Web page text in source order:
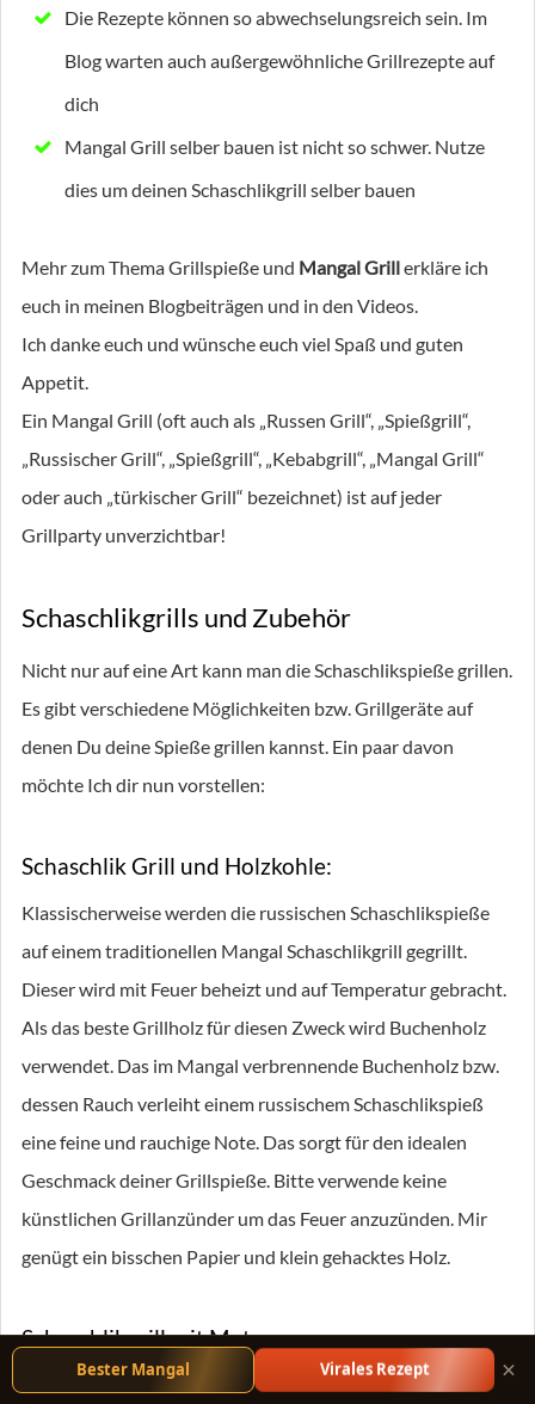
Die Rezepte können so abwechselungsreich sein. Im
Blog warten auch außergewöhnliche Grillrezepte auf
dich
Mangal Grill selber bauen ist nicht so schwer. Nutze
dies um deinen Schaschlikgrill selber bauen
Mehr zum Thema Grillspieße und Mangal Grillerkläre ich
euch in meinen Blogbeiträgen und in den Videos.
Ich danke euch und wünsche euch viel Spaß und guten
Appetit.
Ein Mangal Grill (oft auch als „Russen Grill“, „Spießgrill“,
„Russischer Grill“, „Spießgrill“, „Kebabgrill“, „Mangal Grill“
oder auch „türkischer Grill“ bezeichnet) ist auf jeder
Grillparty unverzichtbar!
Schaschlikgrills und Zubehör
Nicht nur auf eine Art kann man die Schaschlikspieße grillen.
Es gibt verschiedene Möglichkeiten bzw. Grillgeräte auf
denen Du deine Spieße grillen kannst. Ein paar davon
möchte Ich dir nun vorstellen:
Schaschlik Grill und Holzkohle:
Klassischerweise werden die russischen Schaschlikspieße
auf einem traditionellen Mangal Schaschlikgrill gegrillt.
Dieser wird mit Feuer beheizt und auf Temperatur gebracht.
Als das beste Grillholz für diesen Zweck wird Buchenholz
verwendet. Das im Mangal verbrennende Buchenholz bzw.
dessen Rauch verleiht einem russischem Schaschlikspieß
eine feine und rauchige Note. Das sorgt für den idealen
Geschmack deiner Grillspieße. Bitte verwende keine
künstlichen Grillanzünder um das Feuer anzuzünden. Mir
genügt ein bisschen Papier und klein gehacktes Holz.
Schaschlikgrill mit Motor:
Auch wenn Ich lieber selbst die Schaschlikspieße drehe und